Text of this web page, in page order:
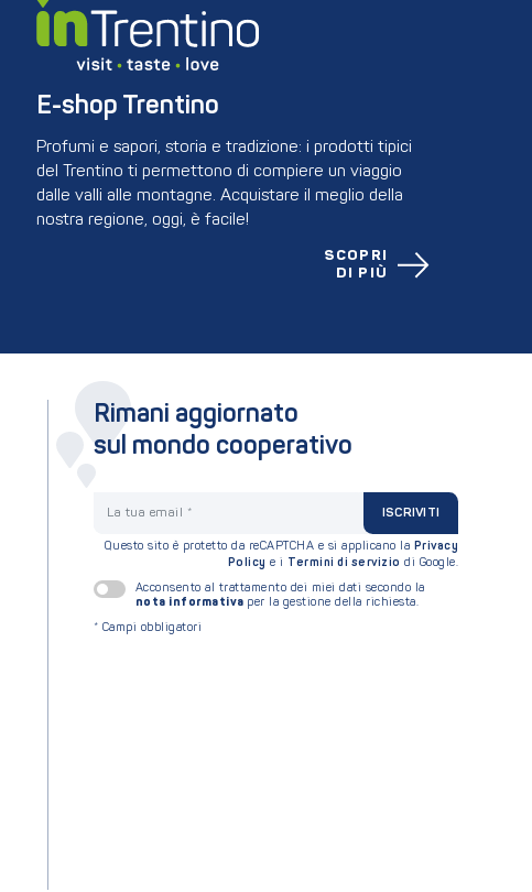
E-shop Trentino
Profumi e sapori, storia e tradizione: i prodotti tipici
del Trentino ti permettono di compiere un viaggio
dalle valli alle montagne. Acquistare il meglio della
nostra regione, oggi, è facile!
SCOPRI
DI PIÙ
Rimani aggiornato
sul mondo cooperativo
ISCRIVITI
Questo sito è protetto da reCAPTCHA e si applicano la Privacy
Policy e i Termini di servizio di Google.
Acconsento al trattamento dei miei dati secondo la
nota informativa per la gestione della richiesta.
* Campi obbligatori